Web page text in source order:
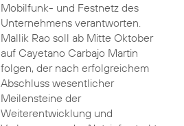
Mobilfunk- und Festnetz des
Unternehmens verantworten.
Mallik Rao soll ab Mitte Oktober
auf Cayetano Carbajo Martin
folgen, der nach erfolgreichem
Abschluss wesentlicher
Meilensteine der
Weiterentwicklung und